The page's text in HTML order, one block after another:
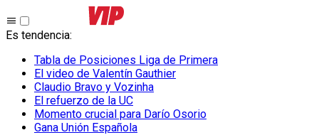
Es tendencia:
Tabla de Posiciones Liga de Primera
El video de Valentín Gauthier
Claudio Bravo y Vozinha
El refuerzo de la UC
Momento crucial para Darío Osorio
Gana Unión Española